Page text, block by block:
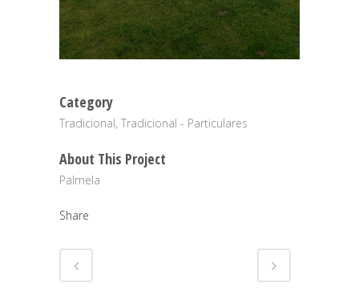
Category
Tradicional, Tradicional - Particulares
About This Project
Palmela
Share